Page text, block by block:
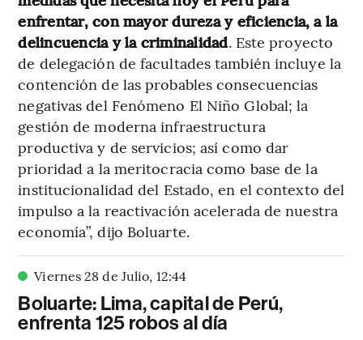
enfrentar, con mayor dureza y eficiencia, a la
delincuencia y la criminalidad. Este proyecto
de delegación de facultades también incluye la
contención de las probables consecuencias
negativas del Fenómeno El Niño Global; la
gestión de moderna infraestructura
productiva y de servicios; así como dar
prioridad a la meritocracia como base de la
institucionalidad del Estado, en el contexto del
impulso a la reactivación acelerada de nuestra
economía”, dijo Boluarte.
Viernes 28 de Julio, 12:44
Boluarte: Lima, capital de Perú,
enfrenta 125 robos al día